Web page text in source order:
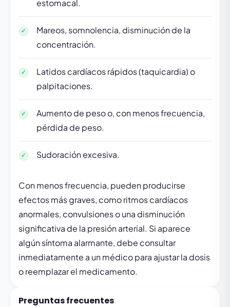
estomacal.
Mareos, somnolencia, disminución de la
concentración.
Latidos cardíacos rápidos (taquicardia) o
palpitaciones.
Aumento de peso o, con menos frecuencia,
pérdida de peso.
Sudoración excesiva.
Con menos frecuencia, pueden producirse
efectos más graves, como ritmos cardíacos
anormales, convulsiones o una disminución
significativa de la presión arterial. Si aparece
algún síntoma alarmante, debe consultar
inmediatamente a un médico para ajustar la dosis
o reemplazar el medicamento.
Preguntas frecuentes